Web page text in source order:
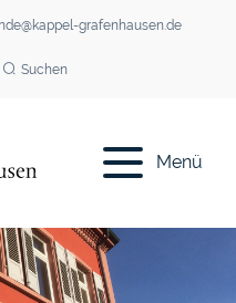
grafenhausen.de
Suchen
Menü